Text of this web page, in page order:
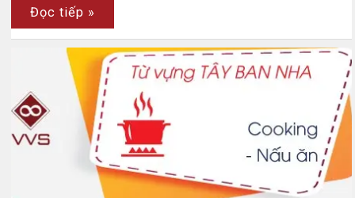
Tên
các
loại
tiếng
Tây
Ban
Nha
Đọc tiếp »